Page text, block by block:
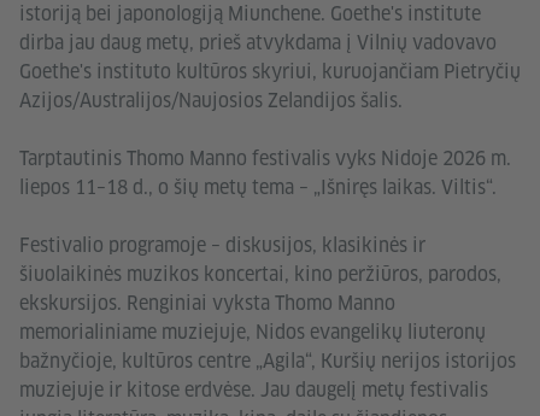
istoriją bei japonologiją Miunchene. Goethe's institute
dirba jau daug metų, prieš atvykdama į Vilnių vadovavo
Goethe's instituto kultūros skyriui, kuruojančiam Pietryčių
Azijos/Australijos/Naujosios Zelandijos šalis.
Tarptautinis Thomo Manno festivalis vyks Nidoje 2026 m.
liepos 11–18 d., o šių metų tema – „Išniręs laikas. Viltis“.
Festivalio programoje – diskusijos, klasikinės ir
šiuolaikinės muzikos koncertai, kino peržiūros, parodos,
ekskursijos. Renginiai vyksta Thomo Manno
memorialiniame muziejuje, Nidos evangelikų liuteronų
bažnyčioje, kultūros centre „Agila“, Kuršių nerijos istorijos
muziejuje ir kitose erdvėse. Jau daugelį metų festivalis